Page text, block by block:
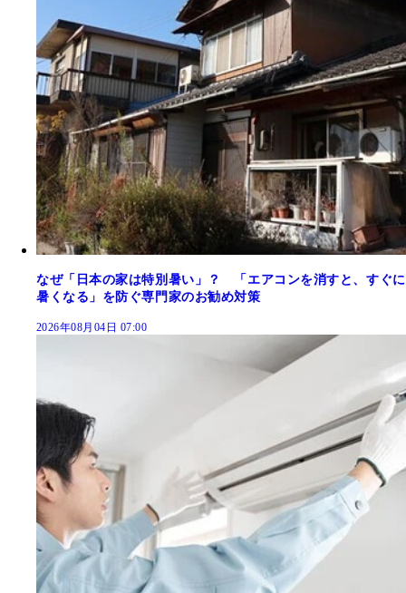
なぜ「日本の家は特別暑い」？ 「エアコンを消すと、すぐに
暑くなる」を防ぐ専門家のお勧め対策
2026年08月04日 07:00